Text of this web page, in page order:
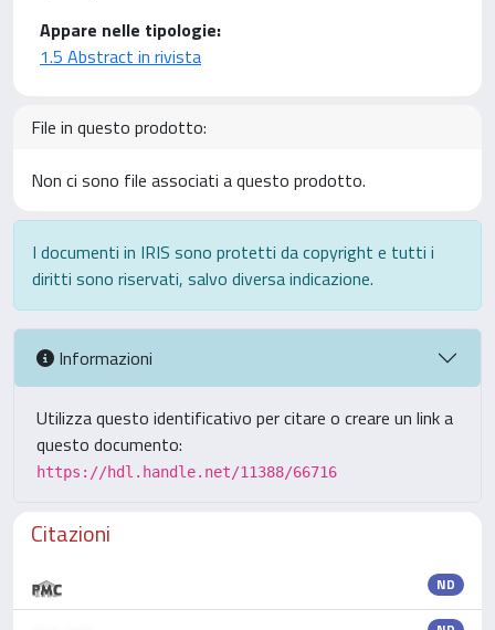
Appare nelle tipologie:
1.5 Abstract in rivista
File in questo prodotto:
Non ci sono file associati a questo prodotto.
I documenti in IRIS sono protetti da copyright e tutti i
diritti sono riservati, salvo diversa indicazione.
Informazioni
Utilizza questo identificativo per citare o creare un link a
questo documento:
https://hdl.handle.net/11388/66716
Citazioni
ND